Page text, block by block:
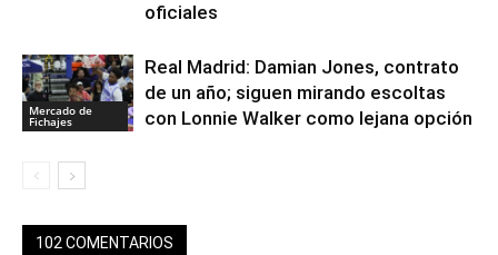
oficiales
Mercado de
Fichajes
Real Madrid: Damian Jones, contrato
de un año; siguen mirando escoltas
con Lonnie Walker como lejana opción
102 COMENTARIOS